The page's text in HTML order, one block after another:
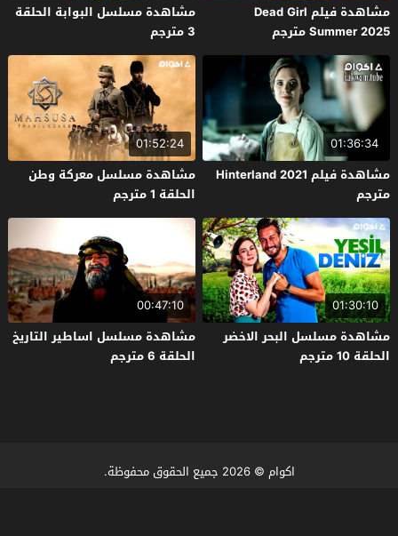
مشاهدة فيلم Dead Girl
Summer 2025 مترجم
مشاهدة مسلسل البوابة الحلقة
3 مترجم
01:36:34
مشاهدة فيلم Hinterland 2021
مترجم
01:52:24
مشاهدة مسلسل معركة وطن
الحلقة 1 مترجم
01:30:10
مشاهدة مسلسل البحر الاخضر
الحلقة 10 مترجم
00:47:10
مشاهدة مسلسل اساطير التاريخ
الحلقة 6 مترجم
اكوام © 2026 جميع الحقوق محفوظة.